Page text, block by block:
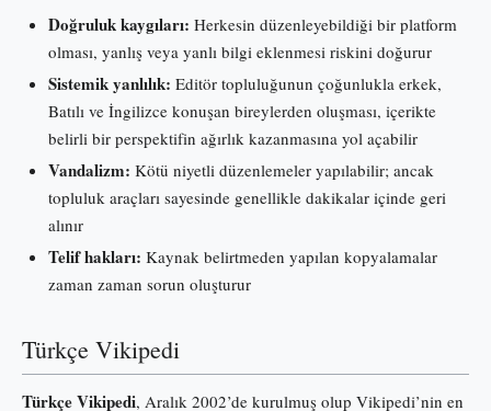
Doğruluk kaygıları: Herkesin düzenleyebildiği bir platform
olması, yanlış veya yanlı bilgi eklenmesi riskini doğurur
Sistemik yanlılık: Editör topluluğunun çoğunlukla erkek,
Batılı ve İngilizce konuşan bireylerden oluşması, içerikte
belirli bir perspektifin ağırlık kazanmasına yol açabilir
Vandalizm: Kötü niyetli düzenlemeler yapılabilir; ancak
topluluk araçları sayesinde genellikle dakikalar içinde geri
alınır
Telif hakları: Kaynak belirtmeden yapılan kopyalamalar
zaman zaman sorun oluşturur
Türkçe Vikipedi
Türkçe Vikipedi, Aralık 2002’de kurulmuş olup Vikipedi’nin en